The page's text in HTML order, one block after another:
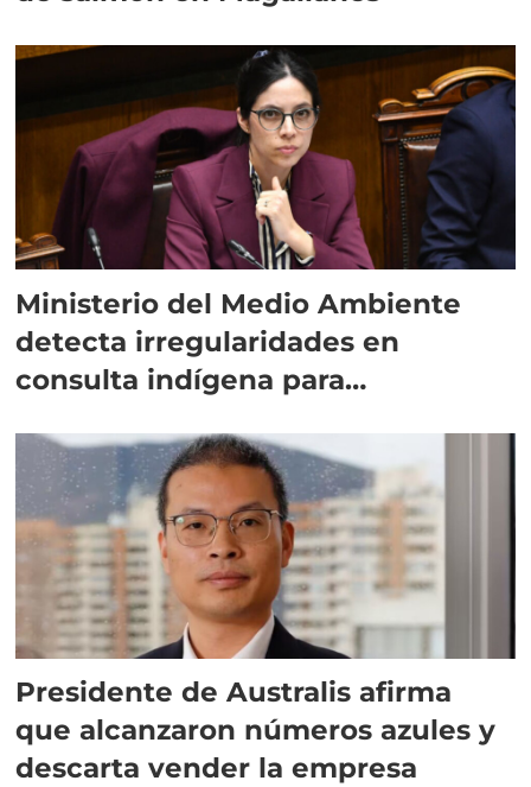
Ministerio del Medio Ambiente
detecta irregularidades en
consulta indígena para
Presidente de Australis afirma
que alcanzaron números azules y
descarta vender la empresa